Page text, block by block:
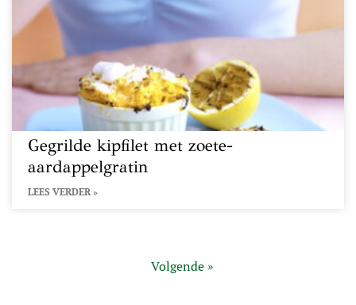
Gegrilde kipfilet met zoete-
aardappelgratin
LEES VERDER »
Volgende »